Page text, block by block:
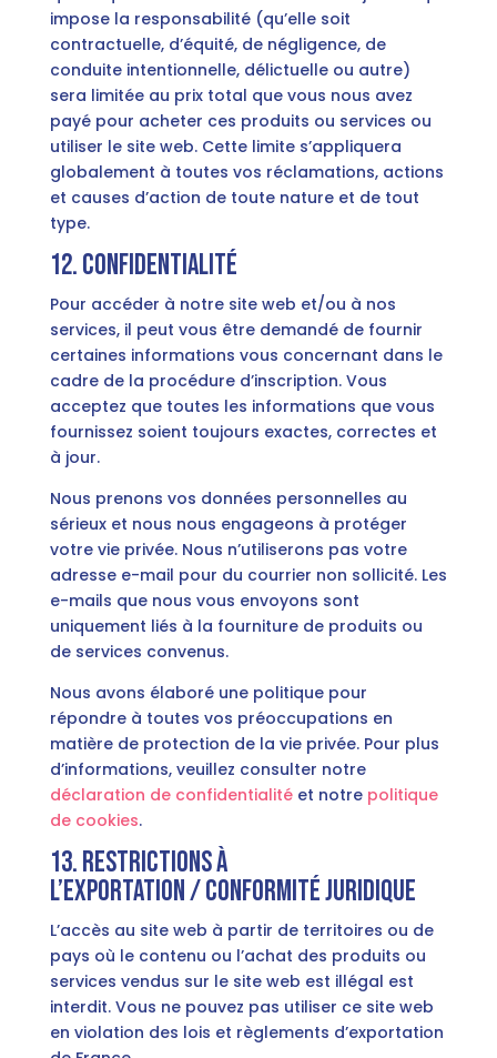
impose la responsabilité (qu’elle soit
contractuelle, d’équité, de négligence, de
conduite intentionnelle, délictuelle ou autre)
sera limitée au prix total que vous nous avez
payé pour acheter ces produits ou services ou
utiliser le site web. Cette limite s’appliquera
globalement à toutes vos réclamations, actions
et causes d’action de toute nature et de tout
type.
12. Confidentialité
Pour accéder à notre site web et/ou à nos
services, il peut vous être demandé de fournir
certaines informations vous concernant dans le
cadre de la procédure d’inscription. Vous
acceptez que toutes les informations que vous
fournissez soient toujours exactes, correctes et
à jour.
Nous prenons vos données personnelles au
sérieux et nous nous engageons à protéger
votre vie privée. Nous n’utiliserons pas votre
adresse e-mail pour du courrier non sollicité. Les
e-mails que nous vous envoyons sont
uniquement liés à la fourniture de produits ou
de services convenus.
Nous avons élaboré une politique pour
répondre à toutes vos préoccupations en
matière de protection de la vie privée. Pour plus
d’informations, veuillez consulter notre
déclaration de confidentialitéet notre politique
de cookies.
13. Restrictions à
l’exportation / Conformité juridique
L’accès au site web à partir de territoires ou de
pays où le contenu ou l’achat des produits ou
services vendus sur le site web est illégal est
interdit. Vous ne pouvez pas utiliser ce site web
en violation des lois et règlements d’exportation